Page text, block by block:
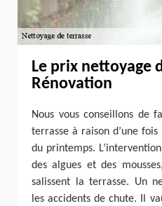
Le prix nettoyage
Rénovation
Nous vous conseillons de
terrasse à raison d’une
du printemps.
des algues et des
salissent la terrasse. Un
les accidents de chute. Il